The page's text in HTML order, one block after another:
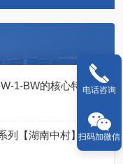
1-BW的核心特点
列【湖南中村】
电话咨询
扫码加微信